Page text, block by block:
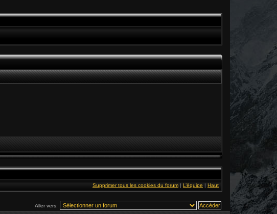
Supprimer tous les cookies du forum | L’équipe | Haut
Aller vers: